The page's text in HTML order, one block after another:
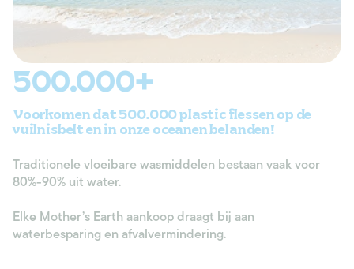
500.000+
Voorkomen dat 500.000 plastic flessen op de
vuilnisbelt en in onze oceanen belanden!
Traditionele vloeibare wasmiddelen bestaan vaak voor
80%-90% uit water.
Elke Mother’s Earth aankoop draagt bij aan
waterbesparing en afvalvermindering.